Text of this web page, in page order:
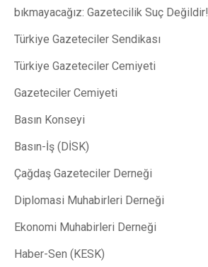
bıkmayacağız: Gazetecilik Suç Değildir!
Türkiye Gazeteciler Sendikası
Türkiye Gazeteciler Cemiyeti
Gazeteciler Cemiyeti
Basın Konseyi
Basın-İş (DİSK)
Çağdaş Gazeteciler Derneği
Diplomasi Muhabirleri Derneği
Ekonomi Muhabirleri Derneği
Haber-Sen (KESK)